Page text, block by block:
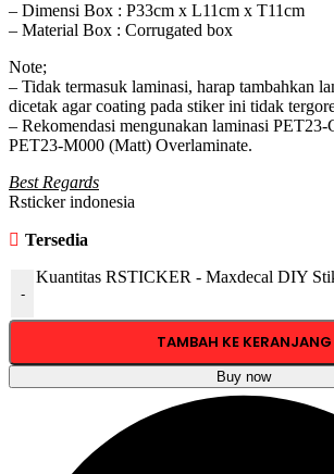
– Dimensi Box : P33cm x L11cm x T11cm
– Material Box : Corrugated box
Note;
– Tidak termasuk laminasi, harap tambahkan
dicetak agar coating pada stiker ini tidak
– Rekomendasi mengunakan laminasi
PET23-M000 (Matt) Overlaminate.
Best Regards
Rsticker indonesia
Tersedia
-
Kuantitas RSTICKER - Maxdecal DIY
TAMBAH KE KERANJANG
Buy now